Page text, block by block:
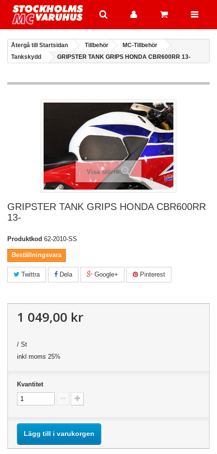
Återgå till Startsidan Tillbehör
MC-Tillbehör
Tankskydd
GRIPSTER TANK GRIPS HONDA CBR600RR 13-
Visa större
GRIPSTER TANK GRIPS HONDA CBR600RR
13-
Produktkod 62-2010-SS
Beställningsvara
Twittra Dela Google+ Pinterest
1 049,00 kr
/ St
inkl moms 25%
Kvantitet
Lägg till i varukorgen